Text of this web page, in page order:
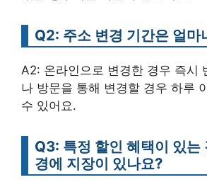
Q2: 주소 변경 기간은 얼마
A2: 온라인으로 변경한 경우 즉시
나 방문을 통해 변경할 경우 하루
수 있어요.
Q3: 특정 할인 혜택이 있는
경에 지장이 있나요?